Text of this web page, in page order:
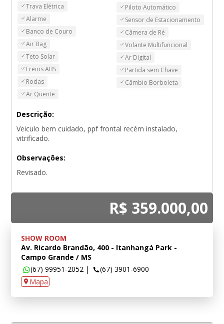
Trava Elétrica
Alarme
Banco de Couro
Air Bag
Teto Solar
Freios ABS
Rodas
Ar Quente
Piloto Automático
Sensor de Estacionamento
Câmera de Ré
Volante Multifuncional
Ar Digital
Partida sem Chave
Câmbio Borboleta
Descrição:
Veiculo bem cuidado, ppf frontal recém instalado,
vitrificado.
Observações:
Revisado.
R$ 359.000,00
SHOW ROOM
Av. Ricardo Brandão, 400 - Itanhangá Park -
Campo Grande / MS
(67) 99951-2052 |
(67) 3901-6900
Mapa